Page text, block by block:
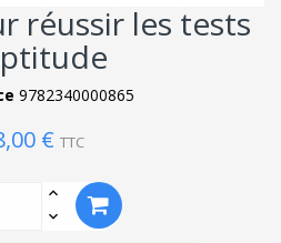
réussir les tests
9782340000865
€ TTC